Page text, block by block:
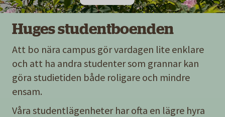
Huges studentboenden
Att bo nära campus gör vardagen lite enklare
och att ha andra studenter som grannar kan
göra studietiden både roligare och mindre
ensam.
Våra studentlägenheter har ofta en lägre hyra